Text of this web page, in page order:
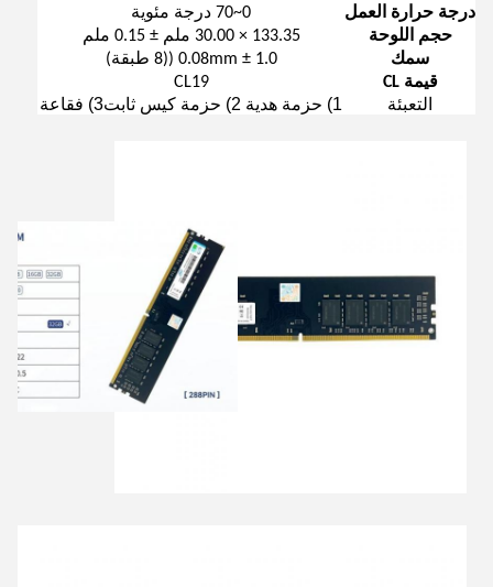
درجة حرارة العمل
0~70 درجة مئوية
حجم اللوحة
133.35 × 30.00 ملم ± 0.15 ملم
سمك
1.0 ± 0.08mm ((8 طبقة)
قيمة CL
CL19
التعبئة 1) حزمة هدية 2) حزمة كيس ثابت3) فقاعة